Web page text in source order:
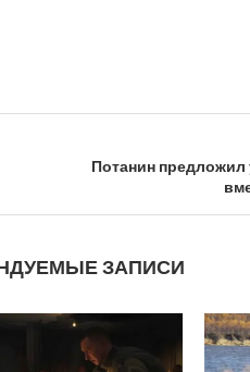
Потанин
ЗАПИСИ